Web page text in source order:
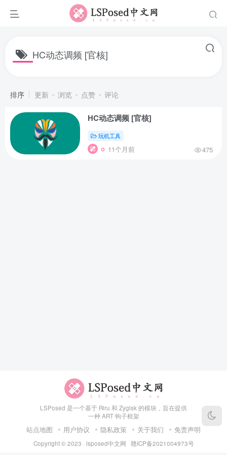
HC动态调频 [官核]
排序 更新 浏览 点赞 评论
HC动态调频 [官核]
玩机工具
11个月前 475
LSPosed 是一个基于 Riru 和 Zygisk 的模块，旨在提供
一种 ART 钩子框架
站点地图 用户协议 隐私政策 关于我们 免责声明
Copyright © 2023 · lsposed中文网 赣ICP备2021004973号